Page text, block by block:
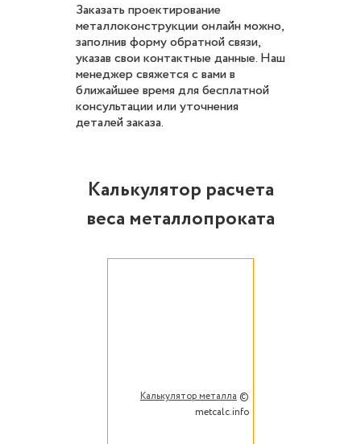
Заказать проектирование
металлоконструкции онлайн можно,
заполнив форму обратной связи,
указав свои контактные данные. Наш
менеджер свяжется с вами в
ближайшее время для бесплатной
консультации или уточнения
деталей заказа.
Калькулятор расчета
веса металлопроката
Калькулятор металла ©
metcalc.info